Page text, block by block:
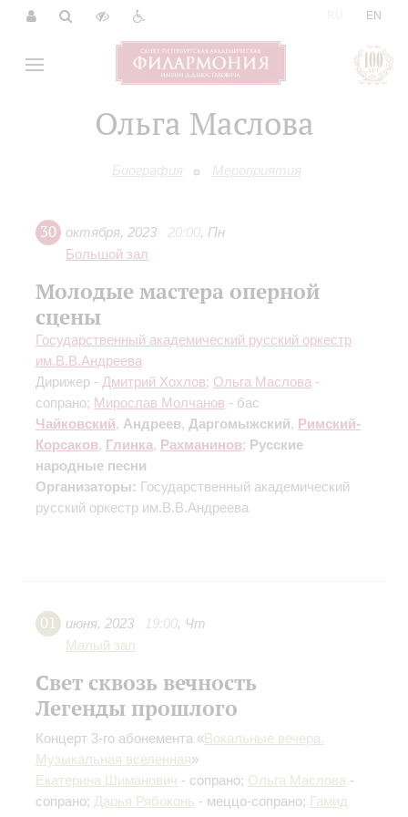
EN
Ольга Маслова
Биография Мероприятия
30 октября, 2023 20:00, Пн
Большой зал
Молодые мастера оперной
сцены
Государственный академический русский оркестр
им.В.В.Андреева
Дирижер - Дмитрий Хохлов; Ольга Маслова -
сопрано; Мирослав Молчанов - бас
Чайковский, Андреев, Даргомыжский, Римский-
Корсаков, Глинка, Рахманинов; Русские
народные песни
Организаторы: Государственный академический
русский оркестр им.В.В.Андреева
01 июня, 2023 19:00, Чт
Малый зал
Свет сквозь вечность
Легенды прошлого
Концерт 3-го абонемента «Вокальные вечера.
Музыкальная вселенная»
Екатерина Шиманович - сопрано; Ольга Маслова -
сопрано; Дарья Рябоконь - меццо-сопрано; Гамид